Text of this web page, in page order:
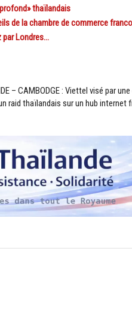
profond» thaïlandais
de la chambre de commerce
par Londres…
– CAMBODGE : Viettel visé par
raid thaïlandais sur un hub internet